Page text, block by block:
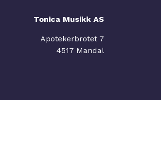
Tonica Musikk AS
Apotekerbrotet 7
4517 Mandal